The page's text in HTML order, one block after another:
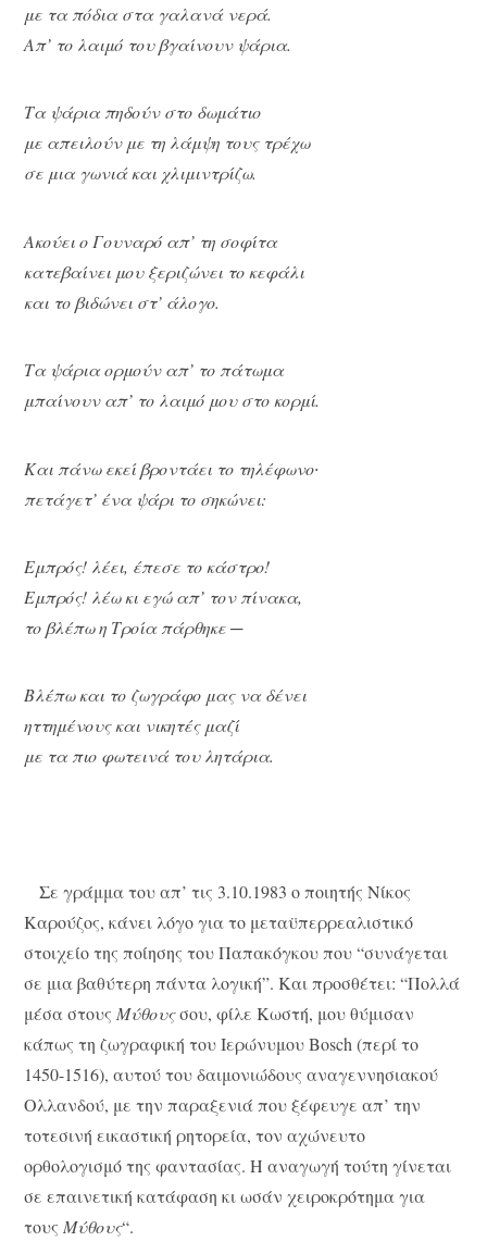
με τα πόδια στα γαλανά νερά.
Απ’ το λαιμό του βγαίνουν ψάρια.
Τα ψάρια πηδούν στο δωμάτιο
με απειλούν με τη λάμψη τους τρέχω
σε μια γωνιά και χλιμιντρίζω.
Ακούει ο Γουναρό απ’ τη σοφίτα
κατεβαίνει μου ξεριζώνει το κεφάλι
και το βιδώνει στ’ άλογο.
Τα ψάρια ορμούν απ’ το πάτωμα
μπαίνουν απ’ το λαιμό μου στο κορμί.
Και πάνω εκεί βροντάει το τηλέφωνο∙
πετάγετ’ ένα ψάρι το σηκώνει:
Εμπρός! λέει, έπεσε το κάστρο!
Εμπρός! λέω κι εγώ απ’ τον πίνακα,
το βλέπω η Τροία πάρθηκε ─
Βλέπω και το ζωγράφο μας να δένει
ηττημένους και νικητές μαζί
με τα πιο φωτεινά του λητάρια.
Σε γράμμα του απ’ τις 3.10.1983 ο ποιητής Νίκος
Καρούζος, κάνει λόγο για το μεταϋπερρεαλιστικό
στοιχείο της ποίησης του Παπακόγκου που “συνάγεται
σε μια βαθύτερη πάντα λογική”. Και προσθέτει: “Πολλά
μέσα στους Μύθουςσου, φίλε Κωστή, μου θύμισαν
κάπως τη ζωγραφική του Ιερώνυμου Bosch (περί το
1450-1516), αυτού του δαιμονιώδους αναγεννησιακού
Ολλανδού, με την παραξενιά που ξέφευγε απ’ την
τοτεσινή εικαστική ρητορεία, τον αχώνευτο
ορθολογισμό της φαντασίας. Η αναγωγή τούτη γίνεται
σε επαινετική κατάφαση κι ωσάν χειροκρότημα για
τους Μύθους“.